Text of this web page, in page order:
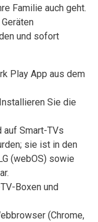
Familie auch geht.
und sofort
Play App aus dem
Installieren Sie die
auf Smart-TVs
sie ist in den
(webOS) sowie
Boxen und
(Chrome,